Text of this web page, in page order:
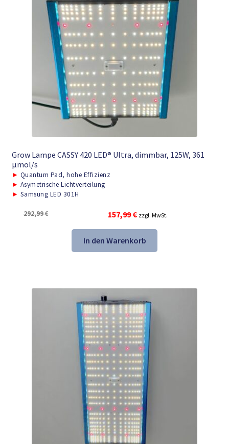
Grow Lampe CASSY 420 LED® Ultra, dimmbar, 125W, 361
μmol/s
► Quantum Pad, hohe Effizienz
► Asymetrische Lichtverteilung
► Samsung LED 301H
292,99€
Ursprünglicher
war:
292,99 €
157,99€Aktueller
ist:
157,99 €.
zzgl. MwSt.
In den Warenkorb